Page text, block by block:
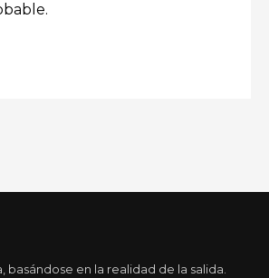
en la realidad de la salida.